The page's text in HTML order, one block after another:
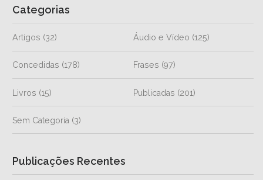
Categorias
Artigos (32) Áudio e Vídeo (125)
Concedidas (178) Frases (97)
Livros (15) Publicadas (201)
Sem Categoria (3)
Publicações Recentes